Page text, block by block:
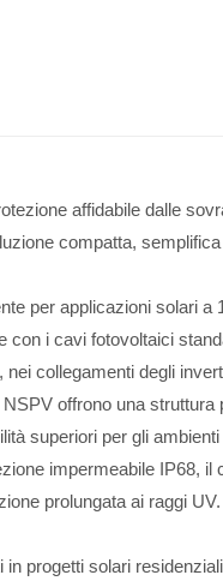
affidabile dalle
compatta,
per applicazioni solari
con i cavi fotovoltaici
collegamenti degli
offrono una
superiori per gli
impermeabile IP68,
prolungata ai raggi
progetti solari